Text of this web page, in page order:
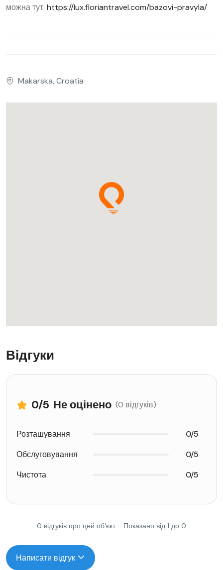
можна тут: https://lux.floriantravel.com/bazovi-pravyla/
Makarska, Croatia
Відгуки
0/5 Не оцінено (0 відгуків)
Розташування
0/5
Обслуговування
0/5
Чистота
0/5
0 відгуків про цей об'єкт - Показано від 1 до 0
Написати відгук